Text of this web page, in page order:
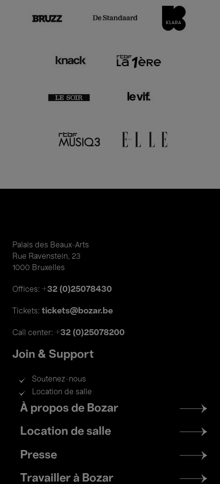
Palais des Beaux-Arts
Rue Ravenstein, 23
1000 Bruxelles
Offices: +32 (0)25078430
Tickets: tickets@bozar.be
Call center: +32 (0)25078200
Join & Support
Soutenez-nous
Location de salle
Footer
menu
À propos de Bozar
Location de salle
Presse
Travailler à Bozar